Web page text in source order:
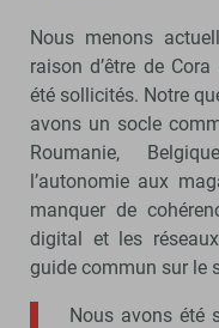
Nous menons
raison d’être de
été sollicités. Notre
avons un socle
Roumanie,
l’autonomie aux
manquer de
digital et les
guide commun sur le
Nous avons été